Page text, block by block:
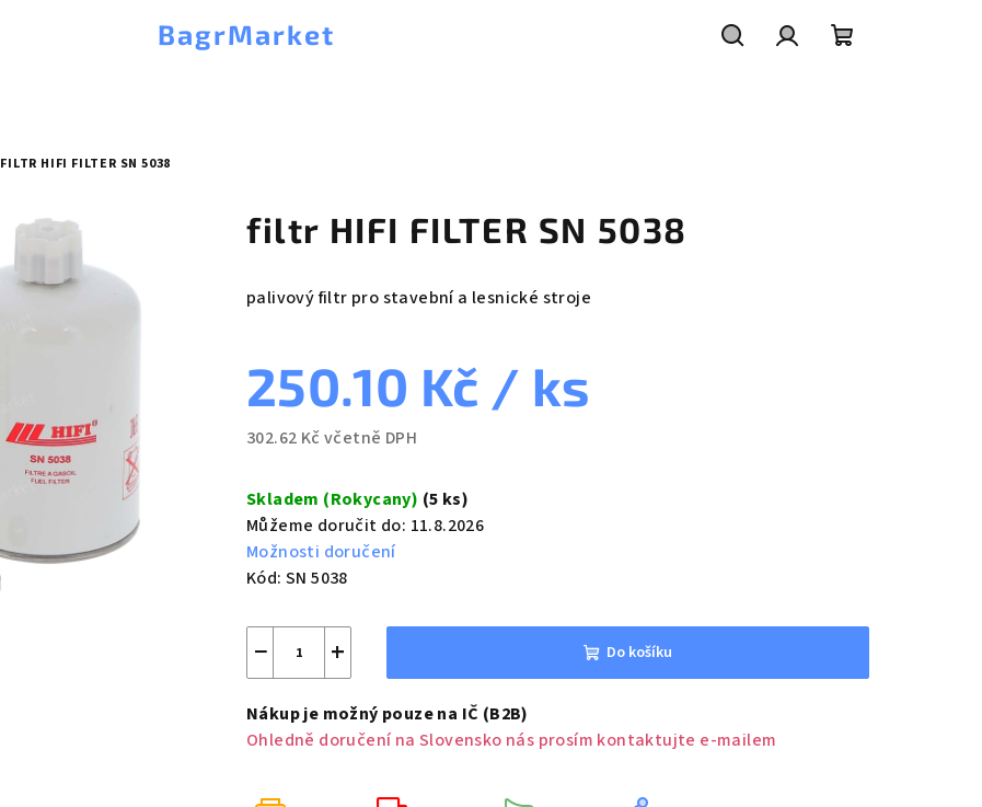
BagrMarket
FILTR HIFI FILTER SN 5038
filtr HIFI FILTER SN 5038
palivový filtr pro stavební a lesnické stroje
250.10 Kč / ks
302.62 Kč včetně DPH
cena:
Skladem (Rokycany) (5 ks)
Můžeme doručit do: 11.8.2026
Možnosti doručení
Kód: SN 5038
+
− Do košíku
Nákup je možný pouze na IČ (B2B)
Ohledně doručení na Slovensko nás prosím kontaktujte e-mailem